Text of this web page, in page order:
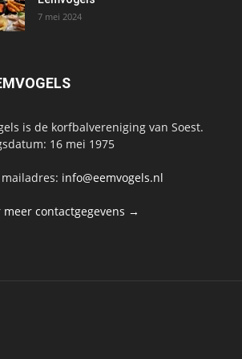
7 mei 2024
is de korfbalvereniging van Soest.
16 mei 1975
info@eemvogels.nl
meer contactgegevens →